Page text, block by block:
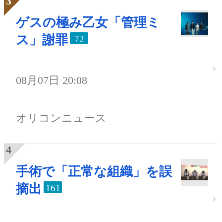
ゲスの極み乙女「管理ミ
ス」謝罪
72
08月07日 20:08
オリコンニュース
手術で「正常な組織」を誤
摘出 161